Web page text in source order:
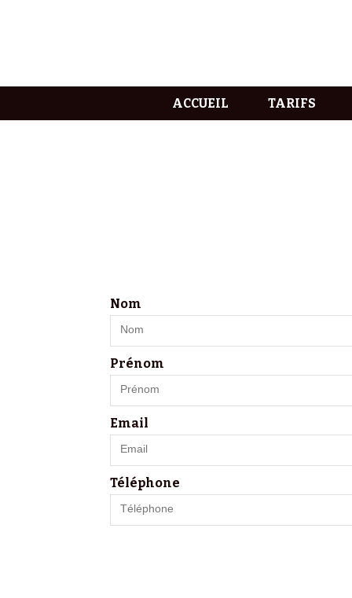
ACCUEIL TARIFS
Nom
Prénom
Email
Téléphone